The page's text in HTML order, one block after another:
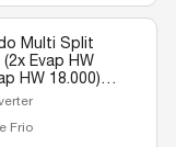
Multi Split
Evap HW
HW 18.000)
Frio R-32
Frio